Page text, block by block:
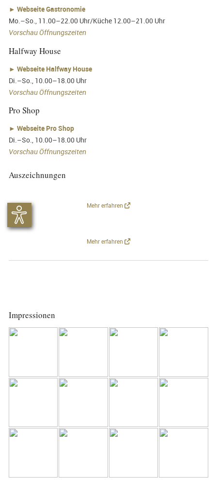
► Webseite Gastronomie
Mo.–So., 11.00–22.00 Uhr/Küche 12.00–21.00 Uhr
Vorschau Öffnungszeiten
Halfway House
► Webseite Halfway House
Di.–So., 10.00–18.00 Uhr
Vorschau Öffnungszeiten
Pro Shop
► Webseite Pro Shop
Di.–So., 10.00–18.00 Uhr
Vorschau Öffnungszeiten
Auszeichnungen
Mehr erfahren
Mehr erfahren
Impressionen